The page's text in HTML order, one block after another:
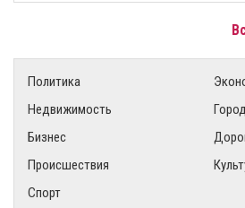
Политика
Недвижимость
Город
Бизнес
Происшествия
Спорт